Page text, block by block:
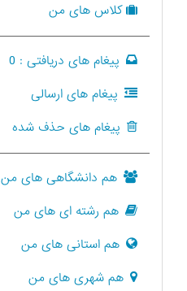
کلاس های من
پیغام های دریافتی : 0
پیغام های ارسالی
پیغام های حذف شده
هم دانشگاهی های من
هم رشته ای های من
هم استانی های من
هم شهری های من